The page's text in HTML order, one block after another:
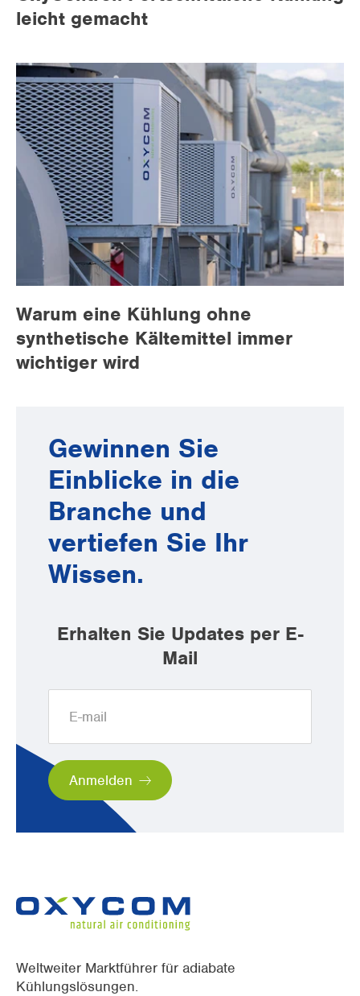
leicht gemacht
Warum eine Kühlung ohne
synthetische Kältemittel immer
wichtiger wird
Gewinnen Sie
Einblicke in die
Branche und
vertiefen Sie Ihr
Wissen.
Erhalten Sie Updates per E-
Mail
Weltweiter Marktführer für adiabate
Kühlungslösungen.